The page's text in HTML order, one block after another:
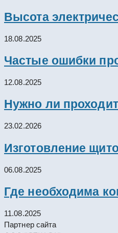
Высота
18.08.2025
Частые ошибки
12.08.2025
Нужно ли
23.02.2026
Изготовление
06.08.2025
Где необходима
11.08.2025
Партнер сайта